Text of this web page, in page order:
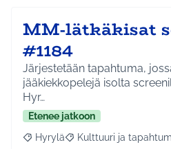
MM-lätkäkisat
#1184
Järjestetään tapahtuma,
jääkiekkopelejä isolta
Hyr…
Etenee jatkoon
Rajaa tulokset aihepiirin
Hyrylä Rajaa tulokset
Kulttuuri ja